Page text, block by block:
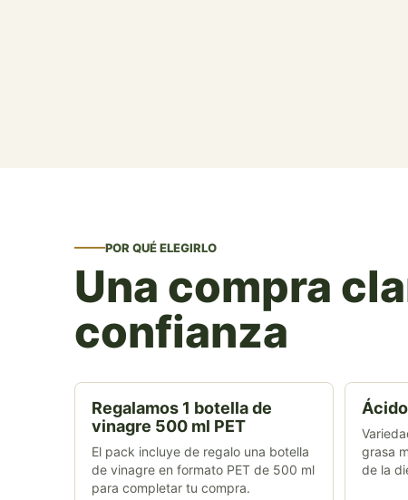
POR QUÉ ELEGIRLO
Una compra
confianza
Regalamos 1 botella de
vinagre 500 ml PET
El pack incluye de regalo una botella
de vinagre en formato PET de 500 ml
para completar tu compra.
grasa
de la